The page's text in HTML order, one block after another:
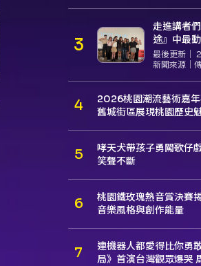
走進講者
途』中最
最後更新｜
新聞來源｜
2026桃園潮流藝術嘉
舊城街區展現桃園歷史
哮天犬帶孩子勇闖歌
笑聲不斷
桃園鐵玫瑰熱音賞決
音樂風格與創作能量
連機器人都愛得比你勇
局》首演台灣觀眾爆哭